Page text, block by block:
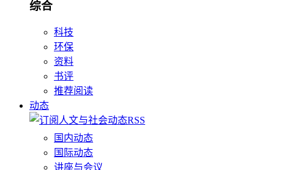
综合
科技
环保
资料
书评
推荐阅读
动态
国内动态
国际动态
讲座与会议